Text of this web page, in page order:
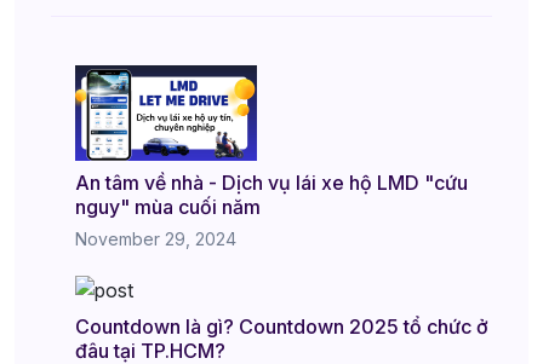
An tâm về nhà - Dịch vụ lái xe hộ LMD "cứu
nguy" mùa cuối năm
November 29, 2024
Countdown là gì? Countdown 2025 tổ chức ở
đâu tại TP.HCM?